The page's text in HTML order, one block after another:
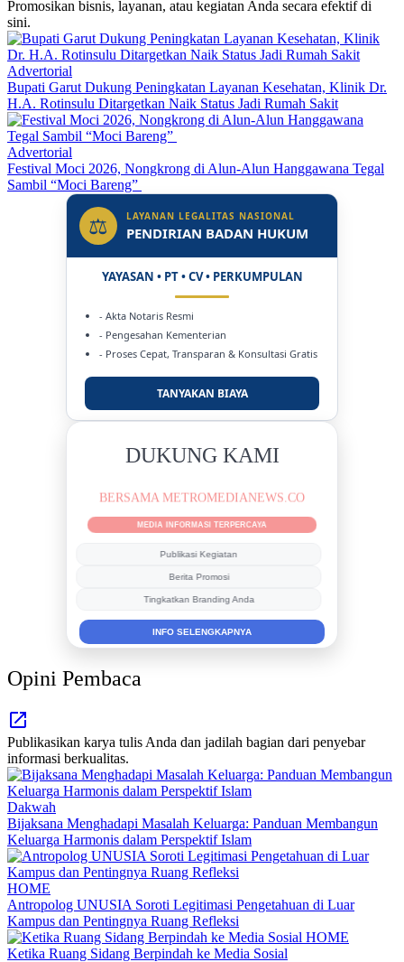
Promosikan bisnis, layanan, atau kegiatan Anda secara efektif di
sini.
Advertorial
Bupati Garut Dukung Peningkatan Layanan Kesehatan, Klinik Dr.
H.A. Rotinsulu Ditargetkan Naik Status Jadi Rumah Sakit
Advertorial
Festival Moci 2026, Nongkrong di Alun-Alun Hanggawana Tegal
Sambil “Moci Bareng”
⚖ LAYANAN LEGALITAS NASIONAL
PENDIRIAN BADAN HUKUM
YAYASAN • PT • CV • PERKUMPULAN
- Akta Notaris Resmi
- Pengesahan Kementerian
- Proses Cepat, Transparan & Konsultasi Gratis
TANYAKAN BIAYA
DUKUNG KAMI
BERSAMA METROMEDIANEWS.CO
MEDIA INFORMASI TERPERCAYA
Publikasi Kegiatan
Berita Promosi
Tingkatkan Branding Anda
INFO SELENGKAPNYA
Opini Pembaca
Publikasikan karya tulis Anda dan jadilah bagian dari penyebar
informasi berkualitas.
Dakwah
Bijaksana Menghadapi Masalah Keluarga: Panduan Membangun
Keluarga Harmonis dalam Perspektif Islam
HOME
Antropolog UNUSIA Soroti Legitimasi Pengetahuan di Luar
Kampus dan Pentingnya Ruang Refleksi
HOME
Ketika Ruang Sidang Berpindah ke Media Sosial